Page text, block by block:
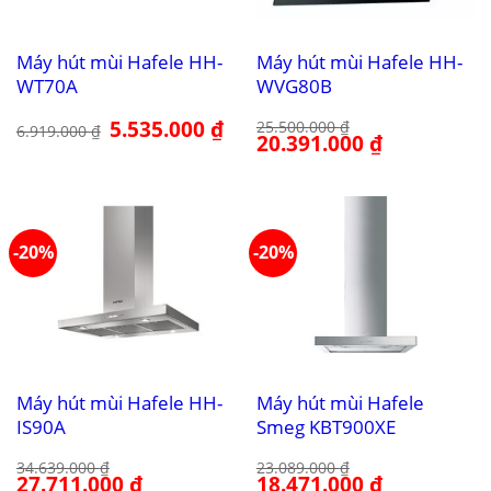
Máy hút mùi Hafele HH-
WT70A
6.919.000₫ Giá
gốc
5.535.000₫Giá
hiện
Máy hút mùi Hafele HH-
WVG80B
25.500.000₫
Giá
gốc
20.391.000₫Giá
hiện
20.391.000 ₫.
-20%
Máy hút mùi Hafele HH-
IS90A
34.639.000₫
Giá
27.711.000₫Giá
-20%
Máy hút mùi Hafele
Smeg KBT900XE
23.089.000₫
Giá
18.471.000₫Giá